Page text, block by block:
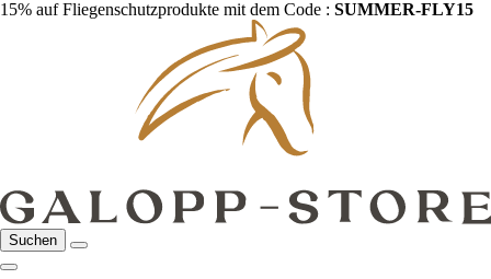
15% auf Fliegenschutzprodukte mit dem Code : SUMMER-FLY15
Suchen